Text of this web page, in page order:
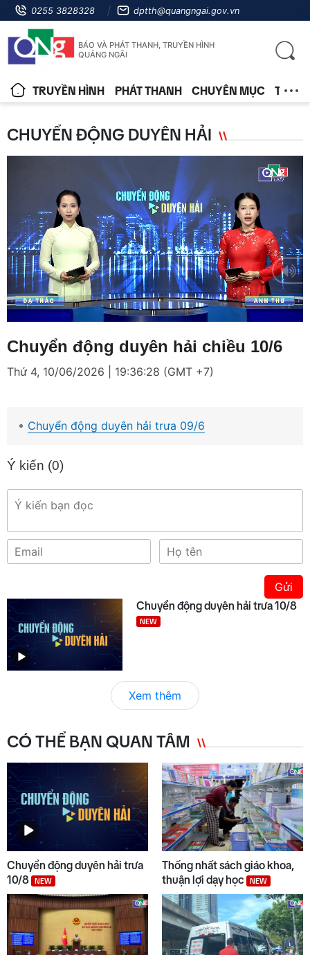
0255 3828328 dptth@quangngai.gov.vn
BÁO VÀ PHÁT THANH, TRUYỀN HÌNH
QUẢNG NGÃI
TRUYỀN HÌNH PHÁT THANH CHUYÊN MỤC TIN
CHUYỂN ĐỘNG DUYÊN HẢI
Mute Loaded:
2.25%
Chuyển động duyên hải chiều 10/6
Thứ 4, 10/06/2026 | 19:36:28 (GMT +7)
Chuyển động duyên hải trưa 09/6
Ý kiến (0)
Gửi
Chuyển động duyên hải trưa 10/8
NEW
Xem thêm
CÓ THỂ BẠN QUAN TÂM
Chuyển động duyên hải trưa
10/8
NEW
Thống nhất sách giáo khoa,
thuận lợi dạy học
NEW